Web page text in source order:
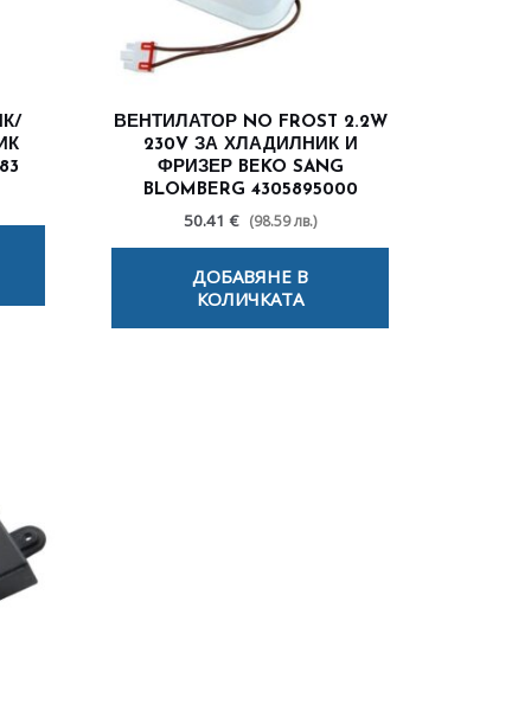
ВЕНТИЛАТОР NO FROST 2.2W
230V ЗА ХЛАДИЛНИК И
ФРИЗЕР BEKO SANG
BLOMBERG 4305895000
50.41 € (98.59 лв.)
ДОБАВЯНЕ В
КОЛИЧКАТА